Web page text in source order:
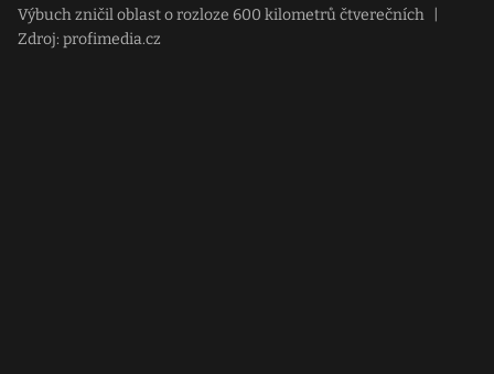
Výbuch zničil oblast o rozloze 600 kilometrů čtverečních
Zdroj: profimedia.cz